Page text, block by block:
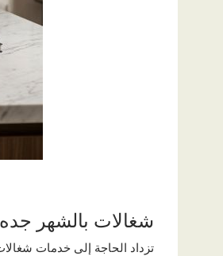
شغالات بالشهر
تزداد الحاجة إلى خدمات